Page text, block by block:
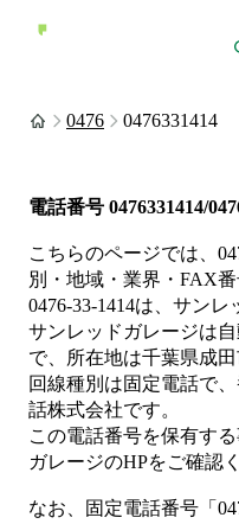
0476 0476331414
電話番号 0476331414/
こちらのページでは、
別・地域・業界・FAX
0476-33-1414は、 サンレ
サンレッドガレージは
で、所在地は千葉県成田
回線種別は固定電話で
話株式会社です。
この電話番号を保有す
ガレージのHPをご確認
なお、固定電話番号「